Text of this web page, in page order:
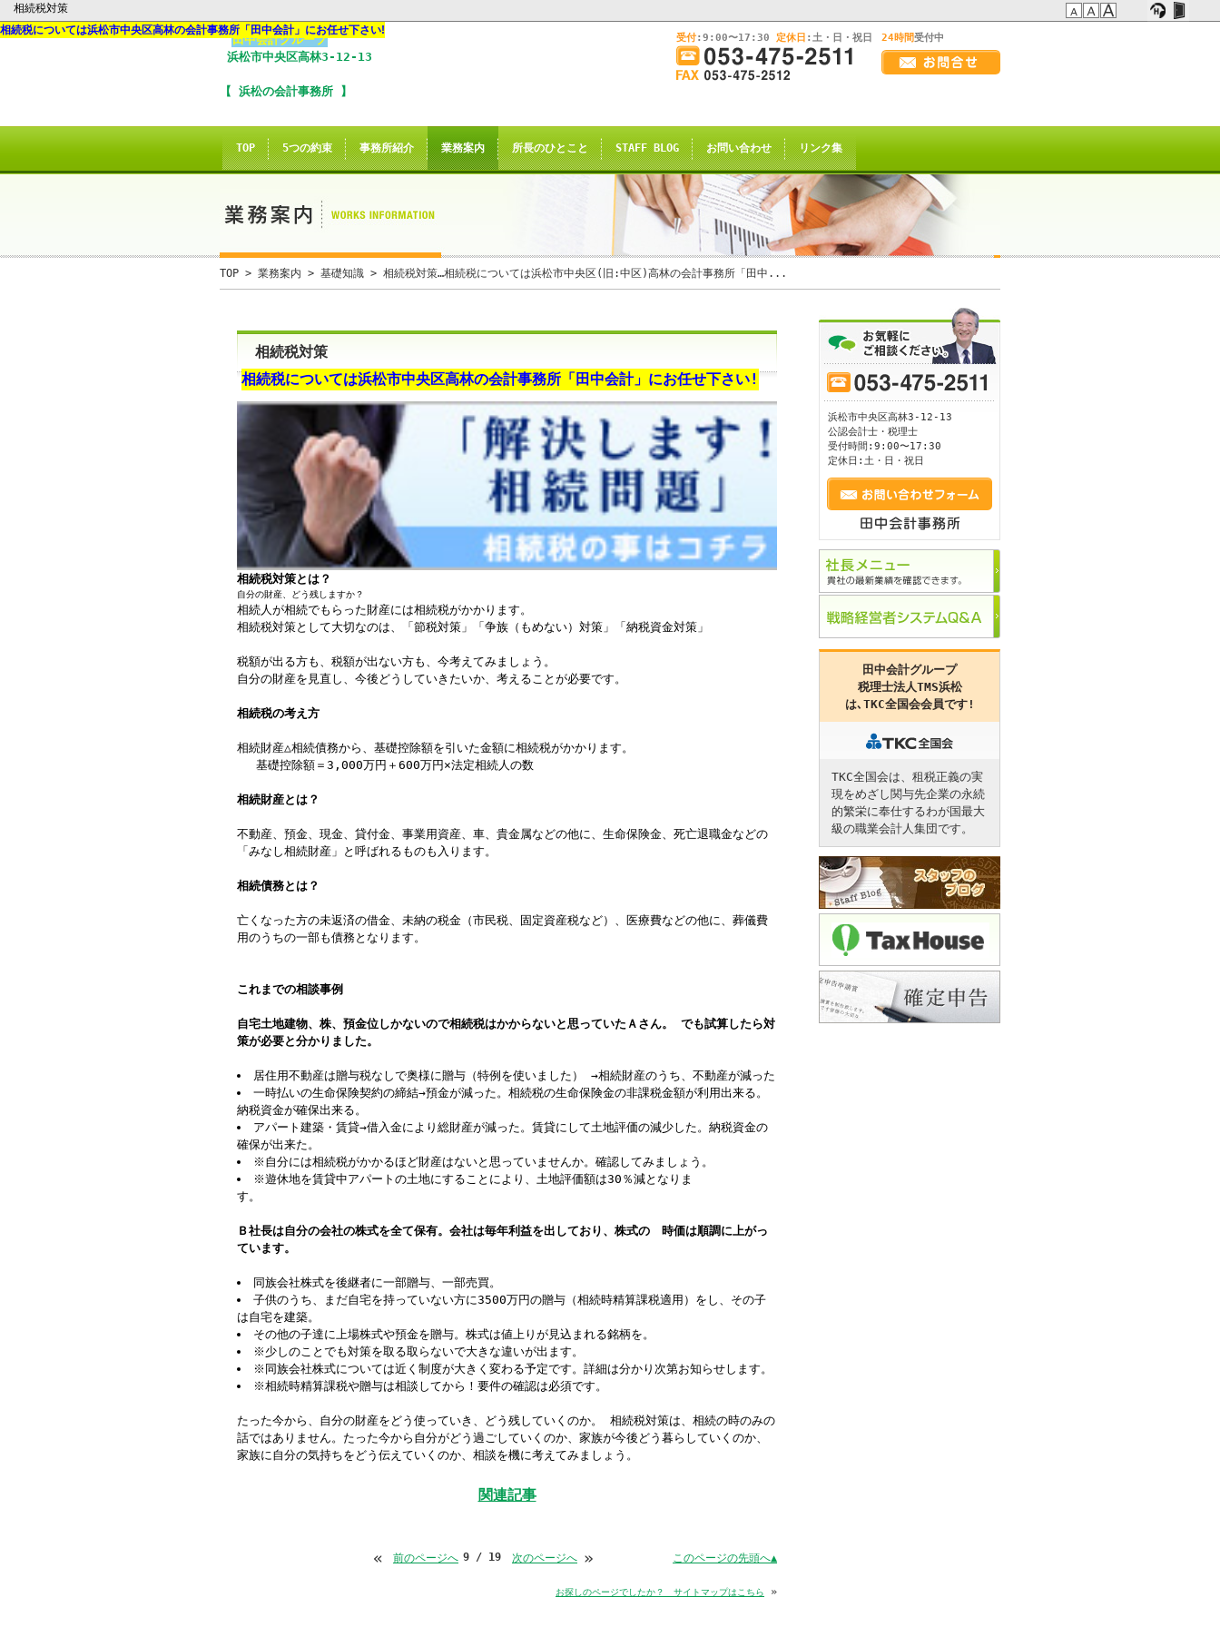
相続税対策
相続税については浜松市中央区高林の会計事務所 「 田中会計」にお任せ下さい!
画
面
幅
て
ご
ご
覧
覧
下
下
さ
さ
い
い
このままInternet Explorerから閲覧する場合はコチラ
※Internet Explorer互換の他のブラウザ(Trident系)でも
このお知らせの表示される場合がございますが
誠に申し訳ございませんが、2021年4月28日を以て
当サイトのInternet Explorerからの閲覧のサポートは終了致しました。
当サイト推奨ブラウザのGoogle Chrome、または
Windows標準のMicrosoft Edgeなど
からアクセスして頂くようお願い申し上げます。
詳細案内ページはコチラ
田中会計グループ
(浜松市
田中会計グループ
浜松市中央区高林3-12-13
【 浜松の会計事務所 】
受付:9:00〜17:30 定休日 :土・日・祝日 24時間受付中
TOP 5つの約束 事務所紹介 業務案内 所長のひとこと STAFF BLOG お問い合わせ リンク集
TOP > 業務案内 > 基礎知識 > 相続税対策…相続税については浜松市中央区(旧:中区)高林の会計事務所「田中...
相続税対策
相続税については浜松市中央区高林の会計事務所 「 田中会計」にお任せ下さい!
相続税対策とは？
自分の財産、どう残しますか？
相続人が相続でもらった財産には相続税がかかります。
相続税対策として大切なのは、「節税対策」「争族（もめない）対策」「納税資金対策」
税額が出る方も、税額が出ない方も、今考えてみましょう。
自分の財産を見直し、今後どうしていきたいか、考えることが必要です。
相続税の考え方
相続財産△相続債務から、基礎控除額を引いた金額に相続税がかかります。
基礎控除額＝3,000万円＋600万円×法定相続人の数
相続財産とは？
不動産、預金、現金、貸付金、事業用資産、車、貴金属などの他に、生命保険金、死亡退職金などの
「みなし相続財産」と呼ばれるものも入ります。
相続債務とは？
亡くなった方の未返済の借金、未納の税金（市民税、固定資産税など）、医療費などの他に、葬儀費
用のうちの一部も債務となります。
これまでの相談事例
自宅土地建物、株、預金位しかないので相続税はかからないと思っていたＡさん。 でも試算したら対
策が必要と分かりました。
居住用不動産は贈与税なしで奥様に贈与（特例を使いました） →相続財産のうち、不動産が減った
一時払いの生命保険契約の締結→預金が減った。相続税の生命保険金の非課税金額が利用出来る。
納税資金が確保出来る。
アパート建築・賃貸→借入金により総財産が減った。賃貸にして土地評価の減少した。納税資金の
確保が出来た。
※自分には相続税がかかるほど財産はないと思っていませんか。確認してみましょう。
※遊休地を賃貸中アパートの土地にすることにより、土地評価額は30％減となりま
す。
Ｂ社長は自分の会社の株式を全て保有。会社は毎年利益を出しており、株式の 時価は順調に上がっ
ています。
同族会社株式を後継者に一部贈与、一部売買。
子供のうち、まだ自宅を持っていない方に3500万円の贈与（相続時精算課税適用）をし、その子
は自宅を建築。
その他の子達に上場株式や預金を贈与。株式は値上りが見込まれる銘柄を。
※少しのことでも対策を取る取らないで大きな違いが出ます。
※同族会社株式については近く制度が大きく変わる予定です。詳細は分かり次第お知らせします。
※相続時精算課税や贈与は相談してから！要件の確認は必須です。
たった今から、自分の財産をどう使っていき、どう残していくのか。 相続税対策は、相続の時のみの
話ではありません。たった今から自分がどう過ごしていくのか、家族が今後どう暮らしていくのか、
家族に自分の気持ちをどう伝えていくのか、相談を機に考えてみましょう。
関連記事
« 前のページへ 9 / 19 次のページへ » このページの先頭へ▲
お探しのページでしたか？ サイトマップはこちら »
浜松市中央区高林3-12-13
公認会計士・税理士
受付時間:9:00〜17:30
定休日:土・日・祝日
田中会計グループ
税理士法人TMS浜松
は､ TKC全国会会員です!
TKC全国会は、租税正義の実
現をめざし関与先企業の永続
的繁栄に奉仕するわが国最大
級の職業会計人集団です。